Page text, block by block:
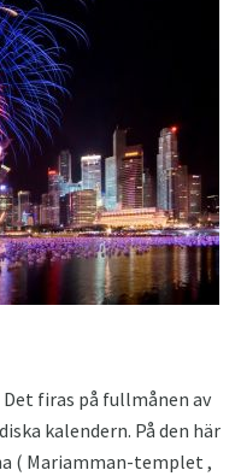
firas på fullmånen av
kalendern. På den här
( Mariamman-templet ,